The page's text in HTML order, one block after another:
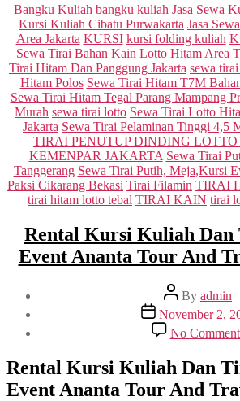
Categories
Bangku Kuliah bangku kuliah Jasa Sewa
Kursi Kuliah Cibatu Purwakarta Jasa
Area Jakarta KURSI kursi folding kuliah
Sewa Tirai Bahan Kain Lotto Hitam Area
Tirai Hitam Dan Panggung Jakarta sewa
Hitam Polos Sewa Tirai Hitam T7M
Sewa Tirai Hitam Tegal Parang Mampang
Murah sewa tirai lotto Sewa Tirai Lotto
Jakarta Sewa Tirai Pelaminan Tinggi 4,5
TIRAI PENUTUP DINDING
KEMENPAR JAKARTA Sewa Tirai
Tanggerang Sewa Tirai Putih, Meja,Kursi
Paksi Cikarang Bekasi Tirai Filamin TIRAI
tirai hitam lotto tebal TIRAI KAIN tirai
Rental Kursi Kuliah
Event Ananta Tour And
Post
author
By admin
Post
date
November 2,
No
Rental Kursi Kuliah Dan
Event Ananta Tour And